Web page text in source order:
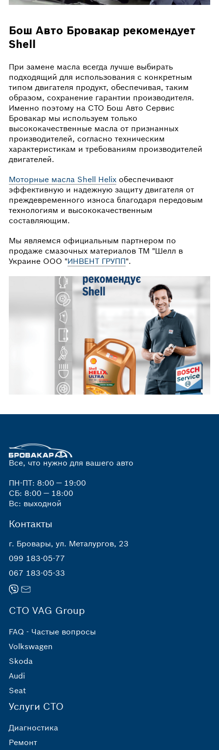
Бош Авто Бровакар рекомендует
Shell
При замене масла всегда лучше выбирать
подходящий для использования с конкретным
типом двигателя продукт, обеспечивая, таким
образом, сохранение гарантии производителя.
Именно поэтому на СТО Бош Авто Сервис
Бровакар мы используем только
высококачественные масла от признанных
производителей, согласно техническим
характеристикам и требованиям производителей
двигателей.
Моторные масла Shell Helix обеспечивают
эффективную и надежную защиту двигателя от
преждевременного износа благодаря передовым
технологиям и высококачественным
составляющим.
Мы являемся официальным партнером по
продаже смазочных материалов ТМ "Шелл в
Украине ООО "ИНВЕНТ ГРУПП".
Все, что нужно для вашего авто
ПН-ПТ: 8:00 — 19:00
СБ: 8:00 — 18:00
Вс: выходной
Контакты
г. Бровары, ул. Металургов, 23
099 183-05-77
067 183-05-33
СТО VAG Group
FAQ - Частые вопросы
Volkswagen
Skoda
Audi
Seat
Услуги СТО
Диагностика
Ремонт